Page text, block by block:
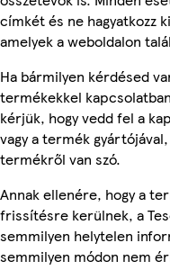
címkét és ne hagyatkozz
amelyek a weboldalon
Ha bármilyen kérdésed
termékekkel
kérjük, hogy vedd fel a
vagy a termék
termékről van szó.
Annak ellenére, hogy a
frissítésre kerülnek, a
semmilyen helytelen
semmilyen módon nem